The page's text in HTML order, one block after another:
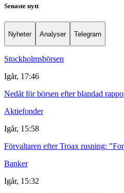
Senaste nytt
Nyheter Analyser Telegram
Stockholmsbörsen
Igår, 17:46
Nedåt för börsen efter blandad
Aktiefonder
Igår, 15:58
Förvaltaren efter Troax rusning:
Banker
Igår, 15:32